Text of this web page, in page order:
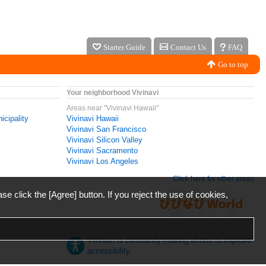
Starter Guide Contact Us
FAQ
Go to top
Your neighborhood Vivinavi
Areas near "Vivinavi Hawaii"
Vivinavi Hawaii
Vivinavi San Francisco
Vivinavi Silicon Valley
Vivinavi Sacramento
Vivinavi Los Angeles
Click here for other areas
Vivinavi is constantly making efforts to improve
accessibility.
click the [Agree] button. If you reject the use of cookies,